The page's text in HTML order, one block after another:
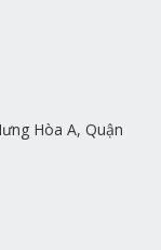
Hòa A, Quận